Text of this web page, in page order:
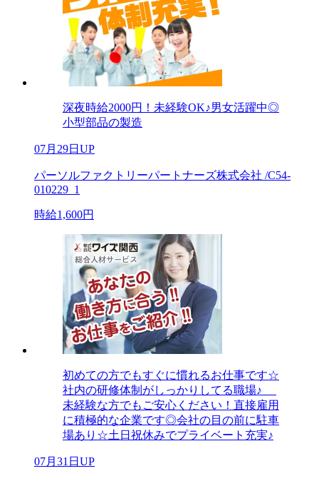
深夜時給2000円！未経験OK♪男女活躍中◎
小型部品の製造
07月29日UP
パーソルファクトリーパートナーズ株式会社 /C54-
010229_1
時給1,600円
初めての方でもすぐに慣れるお仕事です☆
社内の研修体制がしっかりしてる職場♪
未経験な方でもご安心ください！直接雇用
に積極的な企業です◎会社の目の前に駐車
場あり☆土日祝休みでプライベート充実♪
07月31日UP